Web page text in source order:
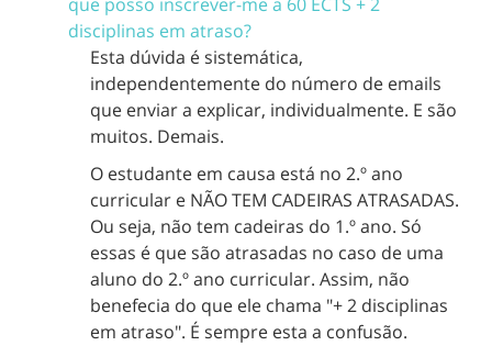
que posso inscrever-me a 60 ECTS + 2
disciplinas em atraso?
Esta dúvida é sistemática,
independentemente do número de emails
que enviar a explicar, individualmente. E são
muitos. Demais.
O estudante em causa está no 2.º ano
curricular e NÃO TEM CADEIRAS ATRASADAS.
Ou seja, não tem cadeiras do 1.º ano. Só
essas é que são atrasadas no caso de uma
aluno do 2.º ano curricular. Assim, não
benefecia do que ele chama "+ 2 disciplinas
em atraso". É sempre esta a confusão.